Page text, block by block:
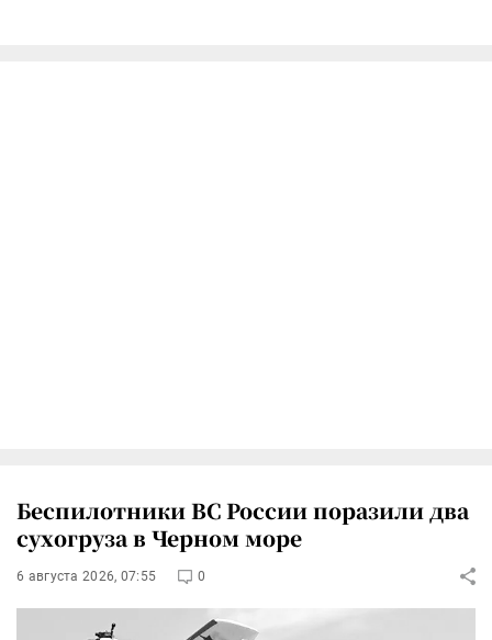
Беспилотники ВС России поразили два
сухогруза в Черном море
6 августа 2026, 07:55 0